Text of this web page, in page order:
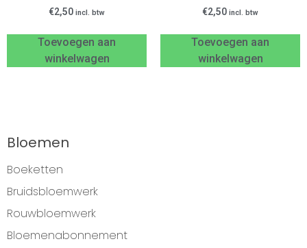
€2,50 incl. btw
Toevoegen aan
winkelwagen
€2,50 incl. btw
Toevoegen aan
winkelwagen
Bloemen
Boeketten
Bruidsbloemwerk
Rouwbloemwerk
Bloemenabonnement